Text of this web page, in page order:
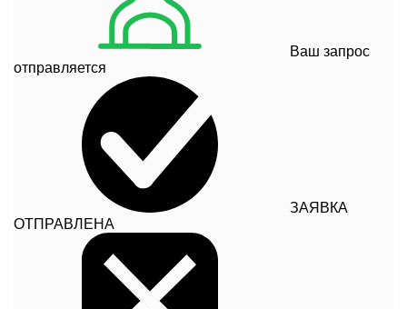
Ваш запрос
отправляется
ЗАЯВКА
ОТПРАВЛЕНА